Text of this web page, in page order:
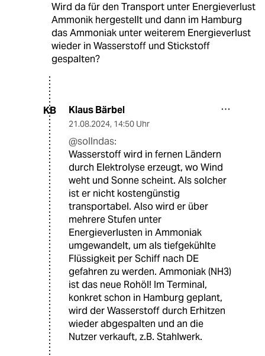
Wird da für den Transport unter Energieverlust
Ammonik hergestellt und dann im Hamburg
das Ammoniak unter weiterem Energieverlust
wieder in Wasserstoff und Stickstoff
gespalten?
KB Klaus Bärbel
21.08.2024, 14:50 Uhr
@sollndas:
Wasserstoff wird in fernen Ländern
durch Elektrolyse erzeugt, wo Wind
weht und Sonne scheint. Als solcher
ist er nicht kostengünstig
transportabel. Also wird er über
mehrere Stufen unter
Energieverlusten in Ammoniak
umgewandelt, um als tiefgekühlte
Flüssigkeit per Schiff nach DE
gefahren zu werden. Ammoniak (NH3)
ist das neue Rohöl! Im Terminal,
konkret schon in Hamburg geplant,
wird der Wasserstoff durch Erhitzen
wieder abgespalten und an die
Nutzer verkauft, z.B. Stahlwerk.